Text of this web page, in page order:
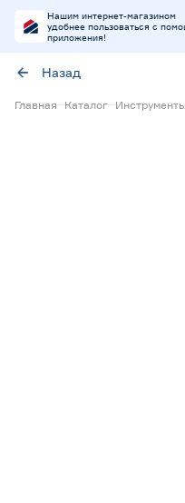
Нашим интернет-магазином
удобнее пользоваться с
приложения!
Назад
Главная Каталог Инструменты